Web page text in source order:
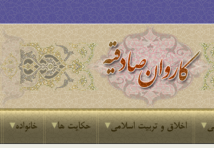
اخلاق و تربیت اسلامی حکایت ها خانواده